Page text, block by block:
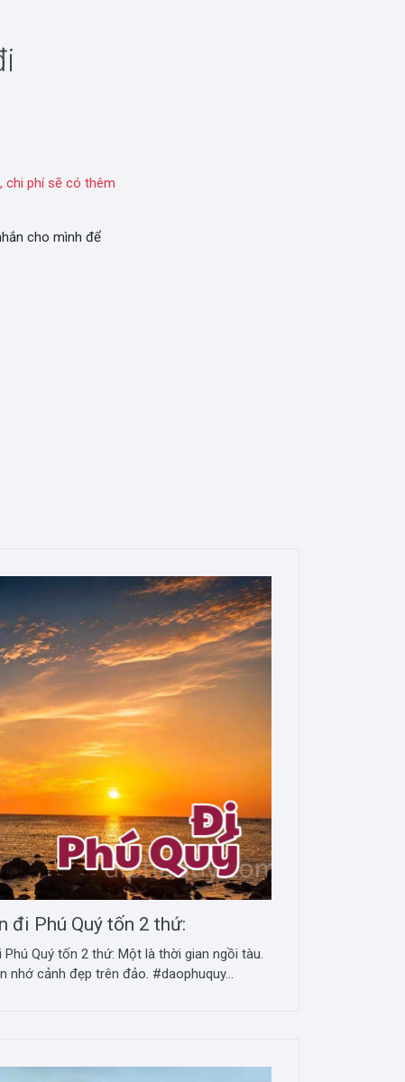
chi phí sẽ có thêm
cho mình để
đi Phú Quý tốn 2 thứ:
Quý tốn 2 thứ: Một là thời gian ngồi tàu.
nhớ cảnh đẹp trên đảo. #daophuquy...